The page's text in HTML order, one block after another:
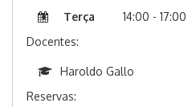
Terça
14:00 - 17:00
Docentes:
Haroldo Gallo
Reservas: